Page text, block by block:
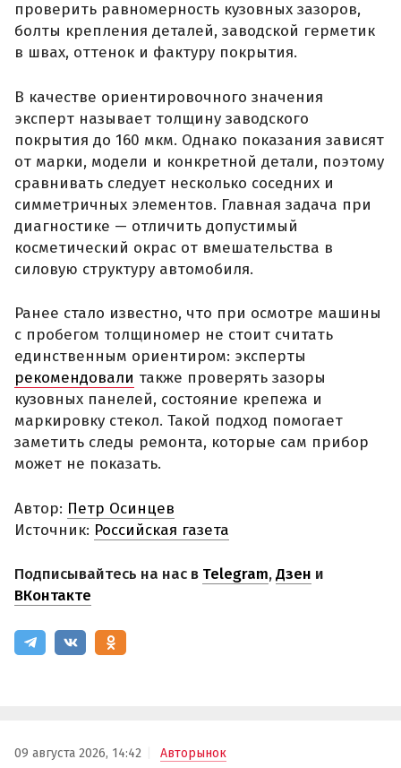
проверить равномерность кузовных зазоров,
болты крепления деталей, заводской герметик
в швах, оттенок и фактуру покрытия.
В качестве ориентировочного значения
эксперт называет толщину заводского
покрытия до 160 мкм. Однако показания зависят
от марки, модели и конкретной детали, поэтому
сравнивать следует несколько соседних и
симметричных элементов. Главная задача при
диагностике — отличить допустимый
косметический окрас от вмешательства в
силовую структуру автомобиля.
Ранее стало известно, что при осмотре машины
с пробегом толщиномер не стоит считать
единственным ориентиром: эксперты
рекомендовали также проверять зазоры
кузовных панелей, состояние крепежа и
маркировку стекол. Такой подход помогает
заметить следы ремонта, которые сам прибор
может не показать.
Автор: Петр Осинцев
Источник: Российская газета
Подписывайтесь на нас в Telegram,Дзен и
ВКонтакте
09 августа 2026, 14:42 Авторынок